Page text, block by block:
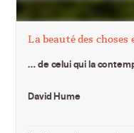
La beauté des choses
… de celui qui la
David Hume